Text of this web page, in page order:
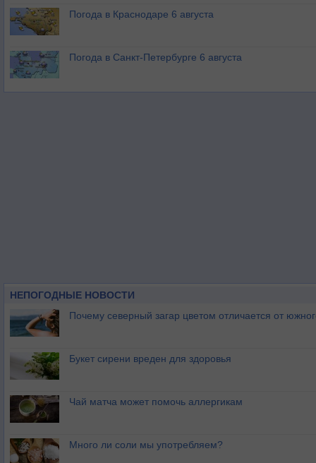
Погода в Краснодаре 6 августа
Погода в Санкт-Петербурге 6 августа
НЕПОГОДНЫЕ НОВОСТИ
Почему северный загар цветом отличается от
Букет сирени вреден для здоровья
Чай матча может помочь аллергикам
Много ли соли мы употребляем?